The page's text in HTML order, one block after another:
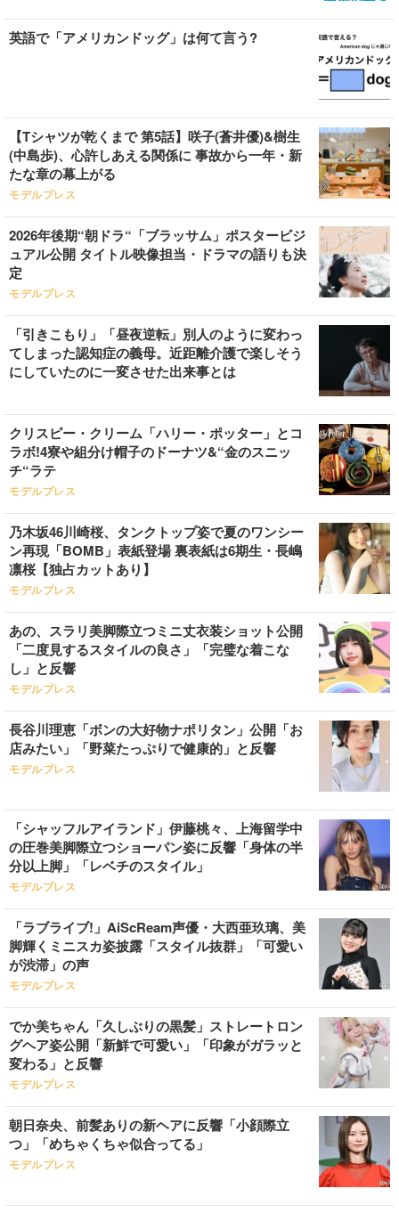
英語で「アメリカンドッグ」は何て言う?
【Tシャツが乾くまで 第5話】咲子(蒼井優)&樹生
(中島歩)、心許しあえる関係に 事故から一年・新
たな章の幕上がる
モデルプレス
2026年後期“朝ドラ“「ブラッサム」ポスタービジ
ュアル公開 タイトル映像担当・ドラマの語りも決
定
モデルプレス
「引きこもり」「昼夜逆転」別人のように変わっ
てしまった認知症の義母。近距離介護で楽しそう
にしていたのに一変させた出来事とは
クリスピー・クリーム「ハリー・ポッター」とコ
ラボ!4寮や組分け帽子のドーナツ&“金のスニッ
チ“ラテ
モデルプレス
乃木坂46川崎桜、タンクトップ姿で夏のワンシー
ン再現「BOMB」表紙登場 裏表紙は6期生・長嶋
凛桜【独占カットあり】
モデルプレス
あの、スラリ美脚際立つミニ丈衣装ショット公開
「二度見するスタイルの良さ」「完璧な着こな
し」と反響
モデルプレス
長谷川理恵「ボンの大好物ナポリタン」公開「お
店みたい」「野菜たっぷりで健康的」と反響
モデルプレス
「シャッフルアイランド」伊藤桃々、上海留学中
の圧巻美脚際立つショーパン姿に反響「身体の半
分以上脚」「レベチのスタイル」
モデルプレス
「ラブライブ!」AiScReam声優・大西亜玖璃、美
脚輝くミニスカ姿披露「スタイル抜群」「可愛い
が渋滞」の声
モデルプレス
でか美ちゃん「久しぶりの黒髪」ストレートロン
グヘア姿公開「新鮮で可愛い」「印象がガラッと
変わる」と反響
モデルプレス
朝日奈央、前髪ありの新ヘアに反響「小顔際立
つ」「めちゃくちゃ似合ってる」
モデルプレス